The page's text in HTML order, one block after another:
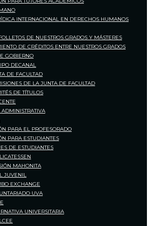
INTERNACIONAL EN DERECHOS HUMANOS
DE NUESTROS GRADOS Y MÁSTERES
DE CRÉDITOS ENTRE NUESTROS GRADOS
GOBIERNO
DECANAL
DE FACULTAD
DE LA JUNTA DE FACULTAD
DE TÍTULOS
ADMINISTRATIVA
PARA EL PROFESORADO
PARA ESTUDIANTES
DE ESTUDIANTES
MAHONITA
JUVENIL
EXCHANGE
UVA
UNIVERSITARIA